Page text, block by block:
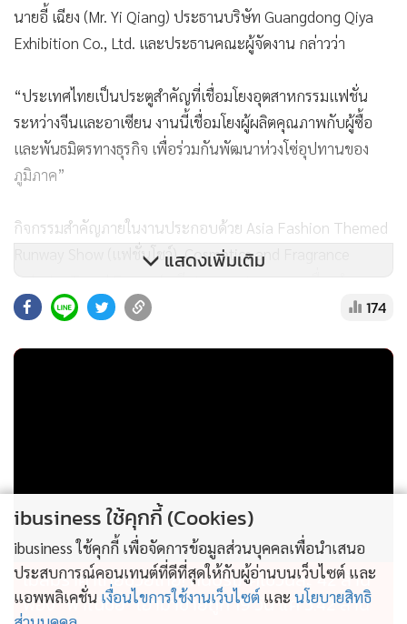
นายอี้ เฉียง (Mr. Yi Qiang) ประธานบริษัท Guangdong Qiya
Exhibition Co., Ltd. และประธานคณะผู้จัดงาน กล่าวว่า
“ประเทศไทยเป็นประตูสำคัญที่เชื่อมโยงอุตสาหกรรมแฟชั่น
ระหว่างจีนและอาเซียน งานนี้เชื่อมโยงผู้ผลิตคุณภาพกับผู้ซื้อ
และพันธมิตรทางธุรกิจ เพื่อร่วมกันพัฒนาห่วงโซ่อุปทานของ
ภูมิภาค”
กิจกรรมสำคัญภายในงานประกอบด้วย Asia Fashion Themed
Runway Show (แฟชั่นโชว์), Cosmetics and Fragrance
Industry Trend Forum (เวทีเสวนาอุตสาหกรรมเครื่องสำอาง
และน้ำหอม), Dongguan Premium Brands Promotion
Fashion Industry Sourcing Session (กิจกรรมจับคู่ธุรกิจ
เสริมแบรนด์ไทย การเปิดตัวผลิตภัณฑ์ Triple G และกิจกรรมจับ
คู่เจรจาธุรกิจข้ามพรมแดนที่จัดขึ้นตลอดระยะเวลาการแสดงงาน
Asia Fashion Thailand Show 2026 จัดโดย Guangdong Qiya
Exhibition Co., Ltd. โดยเปิดต้อนรับผู้ซื้อทางธุรกิจ ผู้ประกอบ
แสดงเพิ่มเติม
174
ไม่สมราคาไทยช่วยไทย! คนบริโภคไข่วันละ 42 ล้าน
ฟอง “พาณิชย์” เอามาขายถูก 19 วัน แค่ 3.42 ล้าน
ibusiness ใช้คุกกี้ (Cookies)
ibusiness ใช้คุกกี้ เพื่อจัดการข้อมูลส่วนบุคคลเพื่อนำเสนอ
ประสบการณ์คอนเทนต์ที่ดีที่สุดให้กับผู้อ่านบนเว็บไซต์ และ
แอพพลิเคชั่น เงื่อนไขการใช้งานเว็บไซต์ และ นโยบายสิทธิ